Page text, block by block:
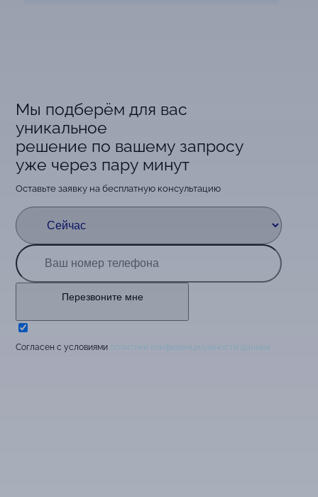
Мы подберём для вас
уникальное
решение по вашему запросу
уже через пару минут
Оставьте заявку на бесплатную консультацию
Перезвоните мне
Cогласен с условиями политики конфиденциальности данных